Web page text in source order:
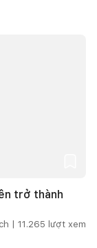
trở thành
| 11.265 lượt xem